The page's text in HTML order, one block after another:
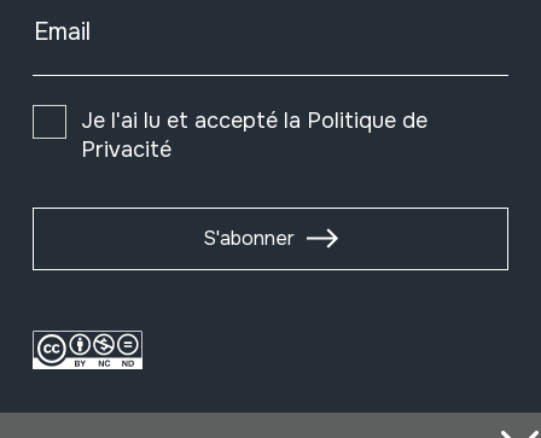
Email
Je l'ai lu et accepté la Politique de
Privacité
S'abonner